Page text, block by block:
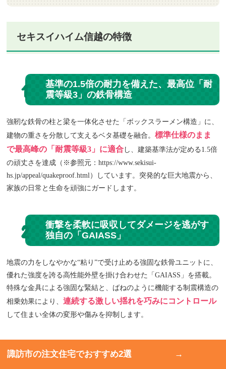
セキスイハイム信越の特徴
1
基準の1.5倍の耐力を備えた、最高位「耐
震等級3」の鉄骨構造
強靭な鉄骨の柱と梁を一体化させた「ボックスラーメン構造」に、
建物の重さを分散して支えるベタ基礎を融合。標準仕様のまま
で最高峰の「耐震等級3」に適合 し、建築基準法が定める1.5倍
の頑丈さを達成（※参照元：https://www.sekisui-
hs.jp/appeal/quakeproof.html）しています。突発的な巨大地震から、
家族の日常と生命を頑強にガードします。
2
衝撃を柔軟に吸収してダメージを逃がす
独自の「GAIASS」
地震の力をしなやかな“粘り”で受け止める強固な鉄骨ユニットに、
優れた強度を誇る高性能外壁を掛け合わせた「GAIASS」を搭載。
特殊な金具による強固な緊結と、ばねのように機能する制震構造の
相乗効果により、連続する激しい揺れを巧みにコントロール
して住まい全体の変形や傷みを抑制します。
3
機械による超精密な施工でムラのない強
諏訪市の注文住宅でおすすめ2選